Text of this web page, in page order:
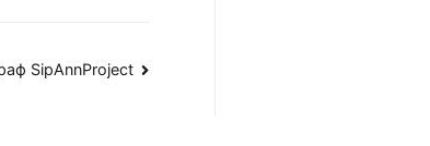
SipAnnProject